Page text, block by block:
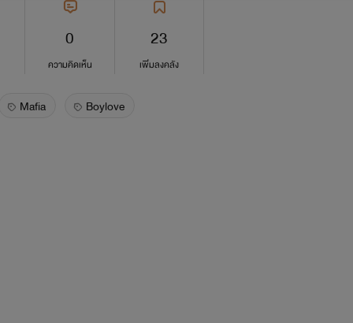
0
ความคิดเห็น
23
เพิ่มลงคลัง
Mafia Boylove